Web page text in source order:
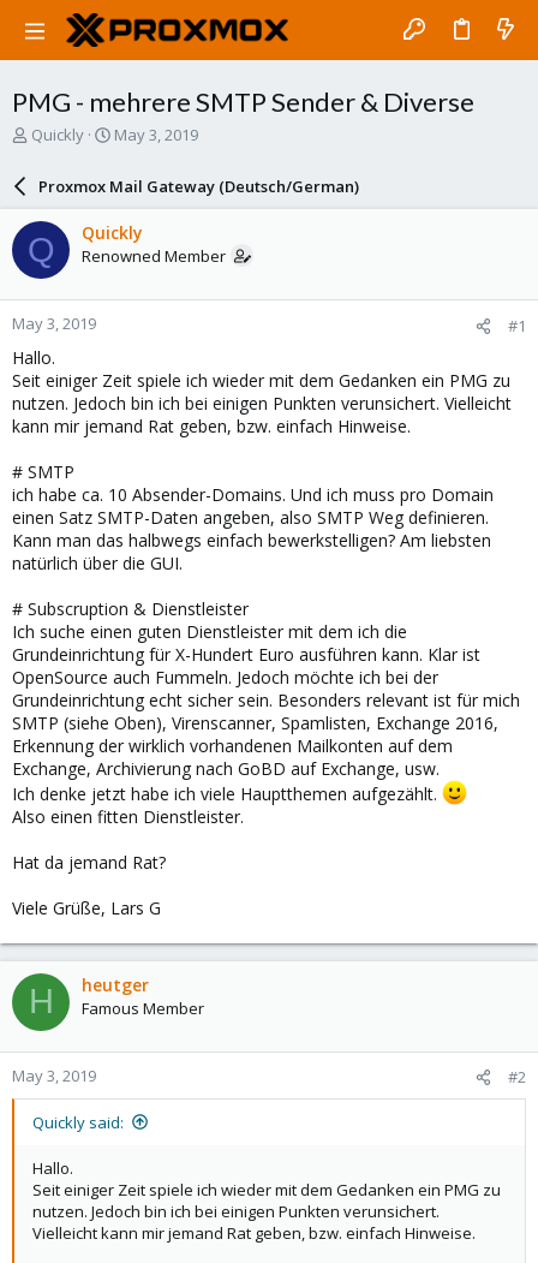
PMG - mehrere SMTP Sender & Diverse
T
a
d
s
t
a
r
t
e
r
Quickly
S
a
r
d
a
e
May 3, 2019
Proxmox Mail Gateway (Deutsch/German)
Q Quickly
Renowned Member
May 3, 2019 #1
Hallo.
Seit einiger Zeit spiele ich wieder mit dem Gedanken ein PMG zu
nutzen. Jedoch bin ich bei einigen Punkten verunsichert. Vielleicht
kann mir jemand Rat geben, bzw. einfach Hinweise.
# SMTP
ich habe ca. 10 Absender-Domains. Und ich muss pro Domain
einen Satz SMTP-Daten angeben, also SMTP Weg definieren.
Kann man das halbwegs einfach bewerkstelligen? Am liebsten
natürlich über die GUI.
# Subscruption & Dienstleister
Ich suche einen guten Dienstleister mit dem ich die
Grundeinrichtung für X-Hundert Euro ausführen kann. Klar ist
OpenSource auch Fummeln. Jedoch möchte ich bei der
Grundeinrichtung echt sicher sein. Besonders relevant ist für mich
SMTP (siehe Oben), Virenscanner, Spamlisten, Exchange 2016,
Erkennung der wirklich vorhandenen Mailkonten auf dem
Exchange, Archivierung nach GoBD auf Exchange, usw.
Ich denke jetzt habe ich viele Hauptthemen aufgezählt.
Also einen fitten Dienstleister.
Hat da jemand Rat?
Viele Grüße, Lars G
H heutger
Famous Member
May 3, 2019 #2
Quickly said:
Hallo.
Seit einiger Zeit spiele ich wieder mit dem Gedanken ein PMG zu
nutzen. Jedoch bin ich bei einigen Punkten verunsichert.
Vielleicht kann mir jemand Rat geben, bzw. einfach Hinweise.